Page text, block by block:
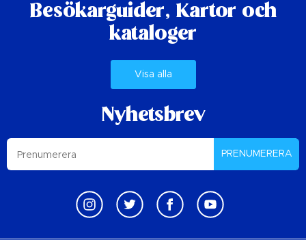
Besökarguider, Kartor och
kataloger
Visa alla
Nyhetsbrev
PRENUMERERA